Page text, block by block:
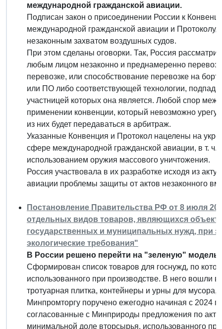
международной гражданской авиации.
Подписан закон о присоединении России к
международной гражданской авиации и
незаконным захватом воздушных судов.
При этом сделаны оговорки. Так, Россия
любым лицом незаконно и преднамеренно
перевозке, или способствование перевозке на
или ПО либо соответствующей технологии,
участницей которых она является. Любой спор
применении конвенции, который невозможно
из них будет передаваться в арбитраж.
Указанные Конвенция и Протокол нацелены на
сфере международной гражданской авиации, в т. ч.
использованием оружия массового уничтожения.
Россия участвовала в их разработке исходя из
авиации проблемы защиты от актов незаконного
Постановление Правительства РФ от 8 июля
отдельных видов товаров, являющихся
государственных и муниципальных нужд, при
экологические требования"
В России решено перейти на "зеленую" модель
Сформирован список товаров для госнужд, по
использованного при производстве. В него вошли
тротуарная плитка, контейнеры и урны для мусора,
Минпромторгу поручено ежегодно начиная с 2024
согласованные с Минприроды предложения по
минимальной доле вторсырья, использованного